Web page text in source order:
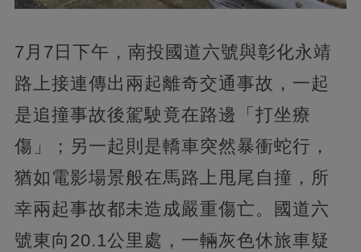
7月7日下午，南投國道六號與彰化永靖
路上接連傳出兩起離奇交通事故，一起
是追撞事故後駕駛竟在路邊「打坐療
傷」；另一起則是轎車突然暴衝蛇行，
猶如電影場景般在馬路上甩尾自撞，所
幸兩起事故都未造成嚴重傷亡。國道六
號東向20.1公里處，一輛灰色休旅車疑